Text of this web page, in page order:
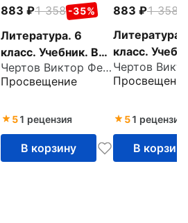
883 1 358 -35%
Литература. 6
класс. Учебник. В
2-х частях. Часть
2. ФГОС
Чертов Виктор Федорович
Просвещение
51 рецензия
В корзину
883 1 358
Литература.
класс.
2-х частях.
1. ФГОС
51 рецензия
В корзину